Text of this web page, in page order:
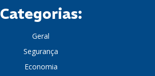
Categorias:
Geral
Segurança
Economia